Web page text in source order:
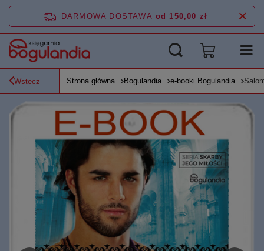
DARMOWA DOSTAWA od 150,00 zł
Wstecz Strona główna Bogulandia e-booki Bogulandia